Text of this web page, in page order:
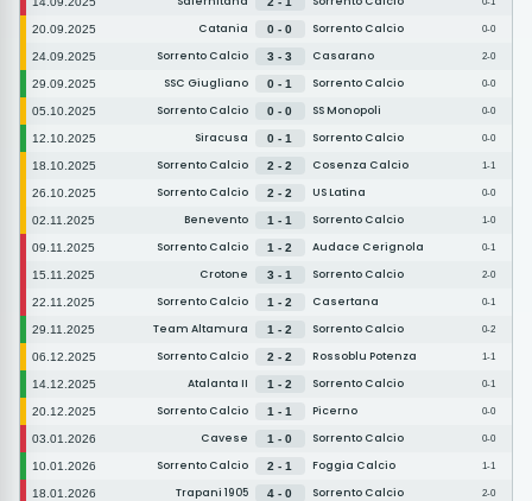
20.09.2025 Catania 0 - 0 Sorrento Calcio 0-0
24.09.2025 Sorrento Calcio 3 - 3 Casarano 2-0
29.09.2025 SSC Giugliano 0 - 1 Sorrento Calcio 0-0
05.10.2025 Sorrento Calcio 0 - 0 SS Monopoli 0-0
12.10.2025 Siracusa 0 - 1 Sorrento Calcio 0-0
18.10.2025 Sorrento Calcio 2 - 2 Cosenza Calcio 1-1
26.10.2025 Sorrento Calcio 2 - 2 US Latina 0-0
02.11.2025 Benevento 1 - 1 Sorrento Calcio 1-0
09.11.2025 Sorrento Calcio 1 - 2 Audace Cerignola 0-1
15.11.2025 Crotone 3 - 1 Sorrento Calcio 2-0
22.11.2025 Sorrento Calcio 1 - 2 Casertana 0-1
29.11.2025 Team Altamura 1 - 2 Sorrento Calcio 0-2
06.12.2025 Sorrento Calcio 2 - 2 Rossoblu Potenza 1-1
14.12.2025 Atalanta II 1 - 2 Sorrento Calcio 0-1
20.12.2025 Sorrento Calcio 1 - 1 Picerno 0-0
03.01.2026 Cavese 1 - 0 Sorrento Calcio 0-0
10.01.2026 Sorrento Calcio 2 - 1 Foggia Calcio 1-1
18.01.2026 Trapani 1905 4 - 0 Sorrento Calcio 2-0